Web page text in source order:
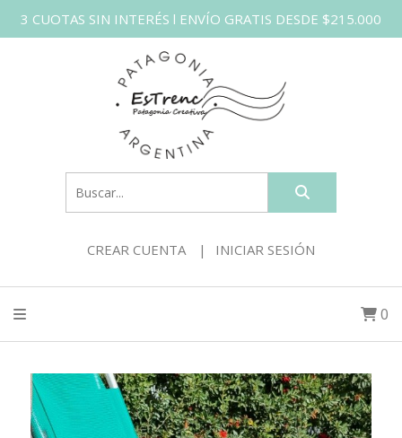
3 CUOTAS SIN INTERÉS l ENVÍO GRATIS DESDE $215.000
CREAR CUENTA INICIAR SESIÓN
0